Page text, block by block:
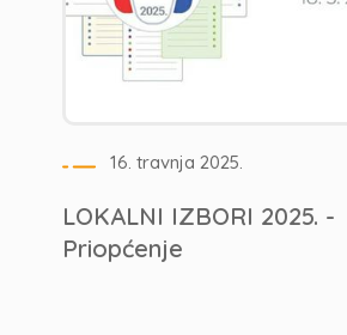
16. travnja 2025.
LOKALNI IZBORI 2025. -
Priopćenje